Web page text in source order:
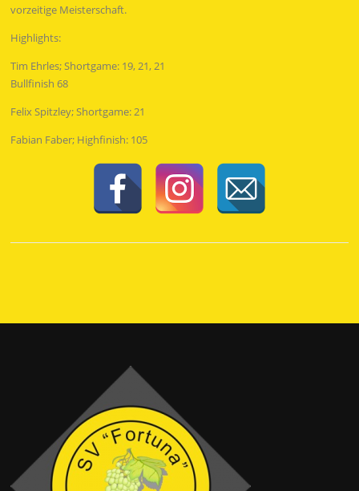
vorzeitige Meisterschaft.
Highlights:
Tim Ehrles; Shortgame: 19, 21, 21
Bullfinish 68
Felix Spitzley; Shortgame: 21
Fabian Faber; Highfinish: 105